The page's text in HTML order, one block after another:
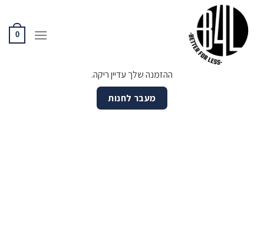
content
0
ההזמנה שלך עדיין ריקה.
מעבר לחנות